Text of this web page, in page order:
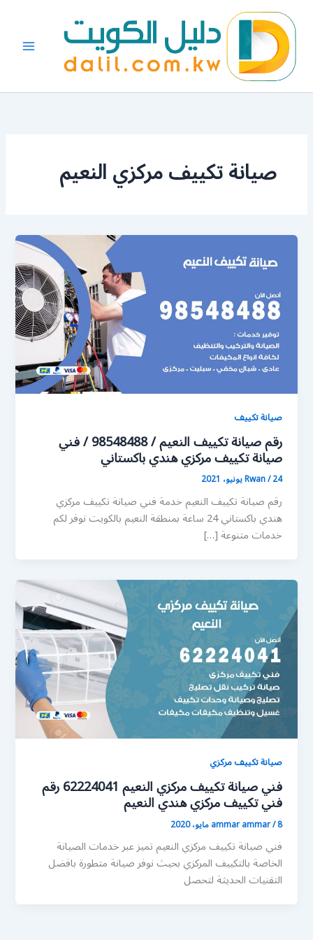
المحتوى
صيانة تكييف مركزي النعيم
صيانة تكييف
رقم صيانة تكييف النعيم / 98548488 / فني
صيانة تكييف مركزي هندي باكستاني
Rwan/24 يونيو، 2021
رقم صيانة تكييف النعيم خدمة فني صيانة تكييف مركزي
هندي باكستاني 24 ساعة بمنطقة النعيم بالكويت نوفر لكم
خدمات متنوعة […]
صيانة تكييف مركزي
فني صيانة تكييف مركزي النعيم 62224041 رقم
فني تكييف مركزي هندي النعيم
ammar ammar/8 مايو، 2020
فني صيانة تكييف مركزي النعيم تميز عبر خدمات الصيانة
الخاصة بالتكييف المركزي بحيث نوفر صيانة متطورة بافضل
التقنيات الحديثة لتحصل